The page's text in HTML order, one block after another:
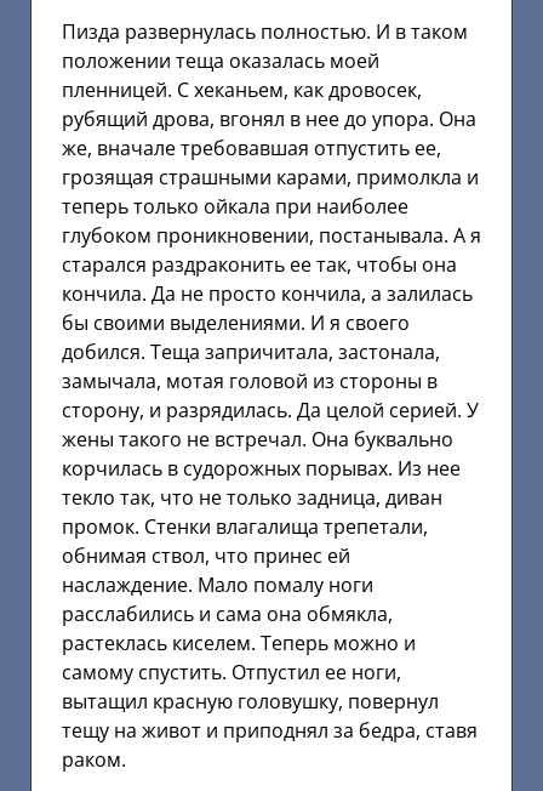
Пизда развернулась полностью. И в таком
положении теща оказалась моей
пленницей. С хеканьем, как дровосек,
рубящий дрова, вгонял в нее до упора. Она
же, вначале требовавшая отпустить ее,
грозящая страшными карами, примолкла и
теперь только ойкала при наиболее
глубоком проникновении, постанывала. А я
старался раздраконить ее так, чтобы она
кончила. Да не просто кончила, а залилась
бы своими выделениями. И я своего
добился. Теща запричитала, застонала,
замычала, мотая головой из стороны в
сторону, и разрядилась. Да целой серией. У
жены такого не встречал. Она буквально
корчилась в судорожных порывах. Из нее
текло так, что не только задница, диван
промок. Стенки влагалища трепетали,
обнимая ствол, что принес ей
наслаждение. Мало помалу ноги
расслабились и сама она обмякла,
растеклась киселем. Теперь можно и
самому спустить. Отпустил ее ноги,
вытащил красную головушку, повернул
тещу на живот и приподнял за бедра, ставя
раком.